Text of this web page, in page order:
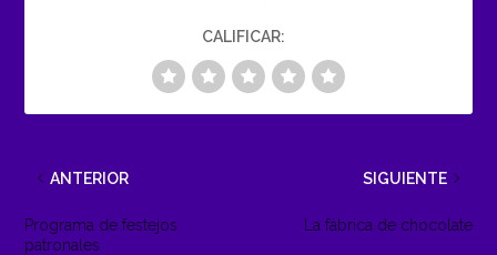
CALIFICAR:
ANTERIOR
Programa de festejos
patronales
SIGUIENTE
La fábrica de chocolate